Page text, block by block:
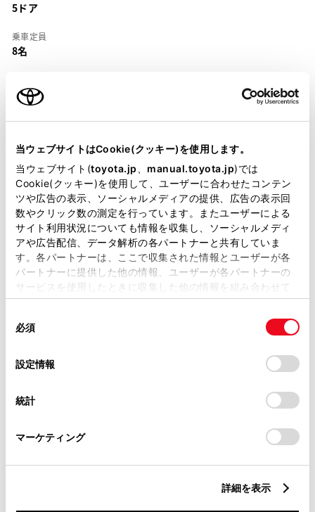
当ウェブサイトはCookie(クッキー)を使用します。
当ウェブサイト(toyota.jp manual.toyota.jp)では
Cookie(クッキー)を使用して、ユーザーに合わせたコンテン
ツや広告の表示、ソーシャルメディアの提供、広告の表示回
数やクリック数の測定を行っています。またユーザーによる
サイト利用状況についても情報を収集し、ソーシャルメディ
アや広告配信、データ解析の各パートナーと共有していま
す。各パートナーは、ここで収集された情報とユーザーが各
パートナーに提供した他の情報、ユーザーが各パートナーの
サービスを使用したときに収集した他の情報を組み合わせて
使用することがあります。当ウェブサイトの使用を続行する
デバイスにすべてのCookie(クッキー)が保存されることに同
意したことになります。Cookie(クッキー)のオプトアウト、
設定の変更、同意を撤回したりするにあたっては、当社の
「Cookie（クッキー）情報の取り扱いについて
」をご覧くだ
必須
設定情報
統計
マーケティング
詳細を表示
5ドア
乗車定員
8名
GF-VCH16W
全長×全幅×全高
ホイールベース ※1
2985mm
トレッド前／後
1550/1540mm
室内長×室内幅× 室内高
2890 × 1640 ×1365mm